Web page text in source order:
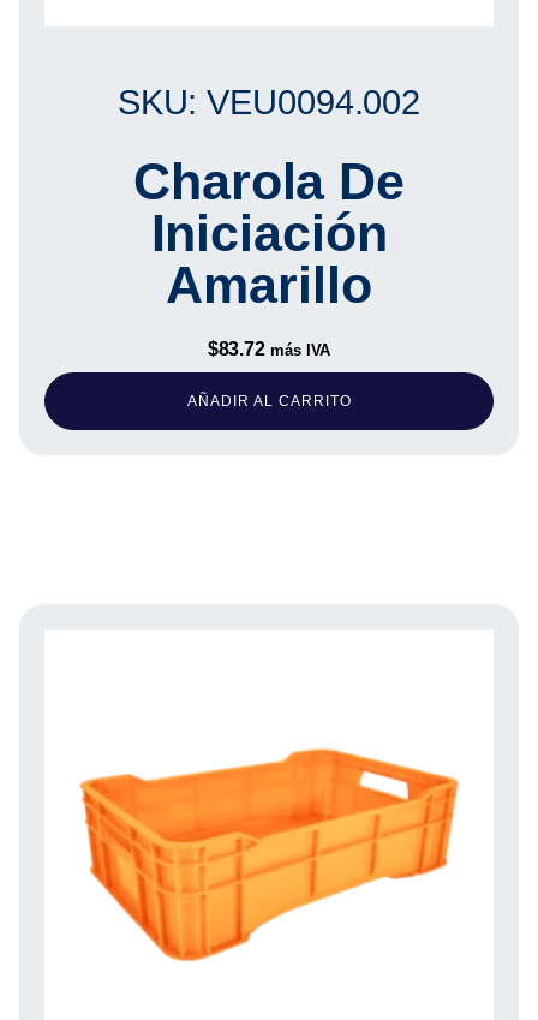
SKU: VEU0094.002
Charola De
Iniciación
Amarillo
$83.72 más IVA
AÑADIR AL CARRITO